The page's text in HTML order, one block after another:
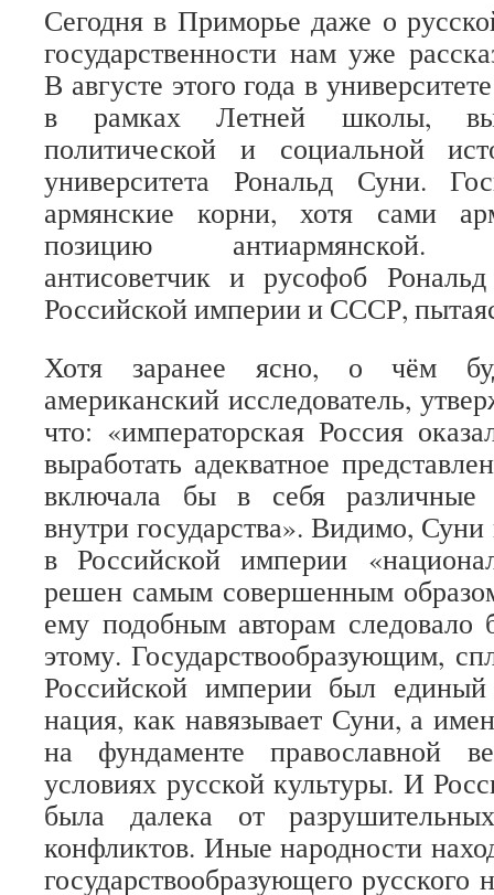
Сегодня в Приморье даже о
государственности нам уже
В августе этого года в
в рамках Летней школы,
политической и социальной
университета Рональд Суни.
армянские корни, хотя сами
позицию антиармянской.
антисоветчик и русофоб
Российской империи и СССР,
Хотя заранее ясно, о чём
американский исследователь,
что: «императорская Россия
выработать адекватное
включала бы в себя различные
внутри государства». Видимо, Суни
в Российской империи
решен самым совершенным
ему подобным авторам следовало
этому. Государствообразующим,
Российской империи был
нация, как навязывает Суни, а
на фундаменте православной
условиях русской культуры. И
была далека от
конфликтов. Иные народности
государствообразующего русского